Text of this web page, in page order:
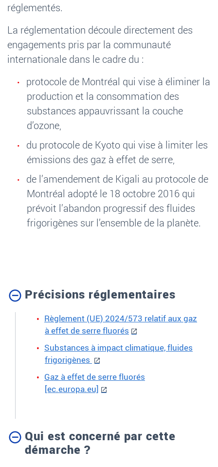
réglementés.
La réglementation découle directement des
engagements pris par la communauté
internationale dans le cadre du :
protocole de Montréal qui vise à éliminer la
production et la consommation des
substances appauvrissant la couche
d’ozone,
du protocole de Kyoto qui vise à limiter les
émissions des gaz à effet de serre,
de l’amendement de Kigali au protocole de
Montréal adopté le 18 octobre 2016 qui
prévoit l’abandon progressif des fluides
frigorigènes sur l’ensemble de la planète.
Précisions réglementaires
Règlement (UE) 2024/573 relatif aux gaz
à effet de serre fluorés
Substances à impact climatique, fluides
frigorigènes
Gaz à effet de serre fluorés
[ec.europa.eu]
Qui est concerné par cette
démarche ?